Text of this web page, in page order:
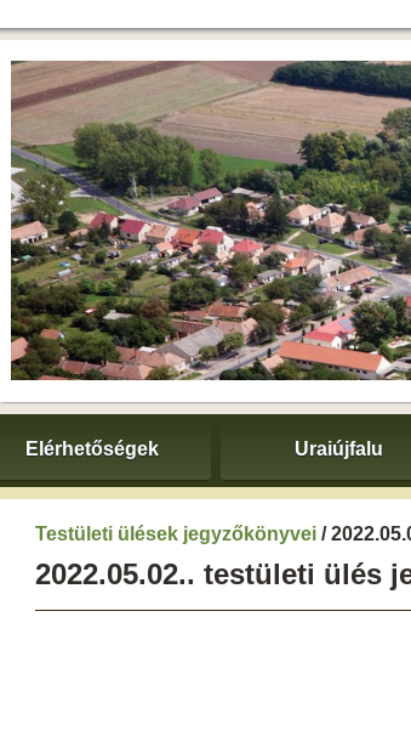
Elérhetőségek Uraiújfalu
Testületi ülések jegyzőkönyvei /
2022.05.02.. testületi ülés